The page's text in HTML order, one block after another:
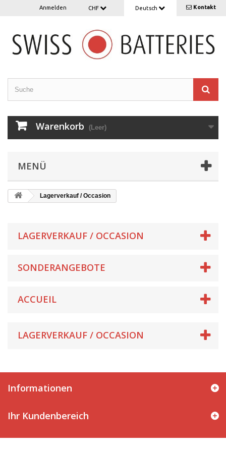
Kontakt
Deutsch
CHF
Anmelden
Warenkorb (Leer)
MENÜ
Lagerverkauf / Occasion
LAGERVERKAUF / OCCASION
SONDERANGEBOTE
ACCUEIL
LAGERVERKAUF / OCCASION
Informationen
Ihr Kundenbereich